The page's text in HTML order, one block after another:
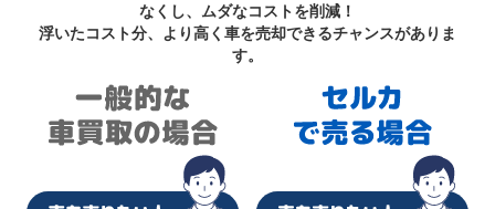
なくし、ムダなコストを削減！
浮いたコスト分、より高く車を売却できるチャンスがありま
す。